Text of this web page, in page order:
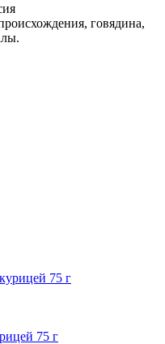
говядина,
75 г